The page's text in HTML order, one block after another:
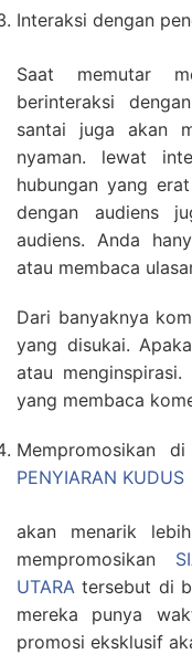
Interaksi dengan
Saat memutar
berinteraksi
santai juga akan
nyaman. lewat
hubungan yang
dengan audiens
audiens. Anda
atau membaca
Dari banyaknya
yang disukai.
atau
yang membaca
Mempromosikan
PENYIARAN KUDUS
akan menarik
mempromosikan
UTARA tersebut di
mereka punya
promosi eksklusif